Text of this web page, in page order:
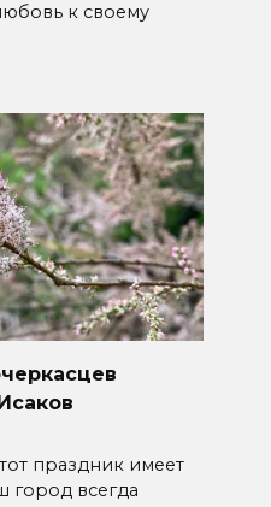
к своему
праздник имеет
город всегда